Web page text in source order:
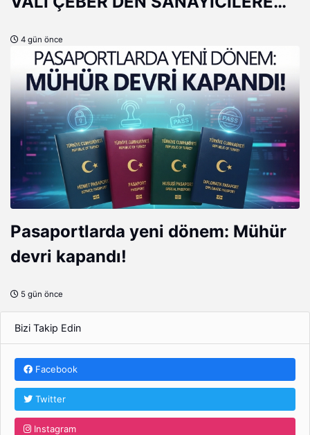
4 gün önce
Pasaportlarda yeni dönem: Mühür
devri kapandı!
5 gün önce
Bizi Takip Edin
Facebook
Twitter
Instagram